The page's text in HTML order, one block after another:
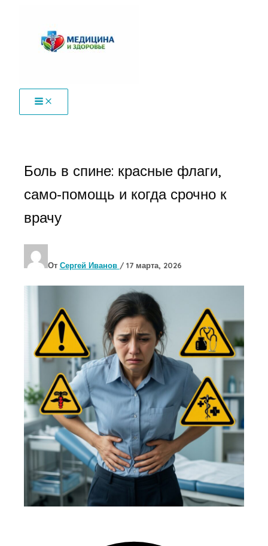
содержимому
Боль в спине: красные флаги,
само‑помощь и когда срочно к
врачу
От Сергей Иванов / 17 марта, 2026